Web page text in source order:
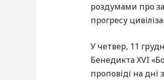
роздумами про
прогресу
У четвер, 11
Бенедикта XVI
проповіді на дні